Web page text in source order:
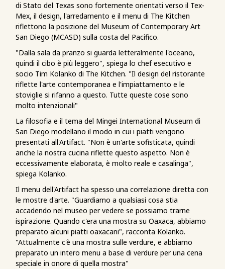
di Stato del Texas sono fortemente orientati verso il Tex-
Mex, il design, l'arredamento e il menu di The Kitchen
riflettono la posizione del Museum of Contemporary Art
San Diego (MCASD) sulla costa del Pacifico.
"Dalla sala da pranzo si guarda letteralmente l'oceano,
quindi il cibo è più leggero", spiega lo chef esecutivo e
socio Tim Kolanko di The Kitchen. "Il design del ristorante
riflette l'arte contemporanea e l'impiattamento e le
stoviglie si rifanno a questo. Tutte queste cose sono
molto intenzionali"
La filosofia e il tema del Mingei International Museum di
San Diego modellano il modo in cui i piatti vengono
presentati all'Artifact. "Non è un'arte sofisticata, quindi
anche la nostra cucina riflette questo aspetto. Non è
eccessivamente elaborata, è molto reale e casalinga",
spiega Kolanko.
Il menu dell'Artifact ha spesso una correlazione diretta con
le mostre d'arte. "Guardiamo a qualsiasi cosa stia
accadendo nel museo per vedere se possiamo trarne
ispirazione. Quando c'era una mostra su Oaxaca, abbiamo
preparato alcuni piatti oaxacani", racconta Kolanko.
"Attualmente c'è una mostra sulle verdure, e abbiamo
preparato un intero menu a base di verdure per una cena
speciale in onore di quella mostra"